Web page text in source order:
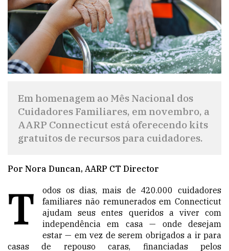
Em homenagem ao Mês Nacional dos
Cuidadores Familiares, em novembro, a
AARP Connecticut está oferecendo kits
gratuitos de recursos para cuidadores.
Por Nora Duncan, AARP CT Director
T
odos os dias, mais de 420.000 cuidadores
familiares não remunerados em Connecticut
ajudam seus entes queridos a viver com
independência em casa — onde desejam
estar — em vez de serem obrigados a ir para
casas de repouso caras, financiadas pelos